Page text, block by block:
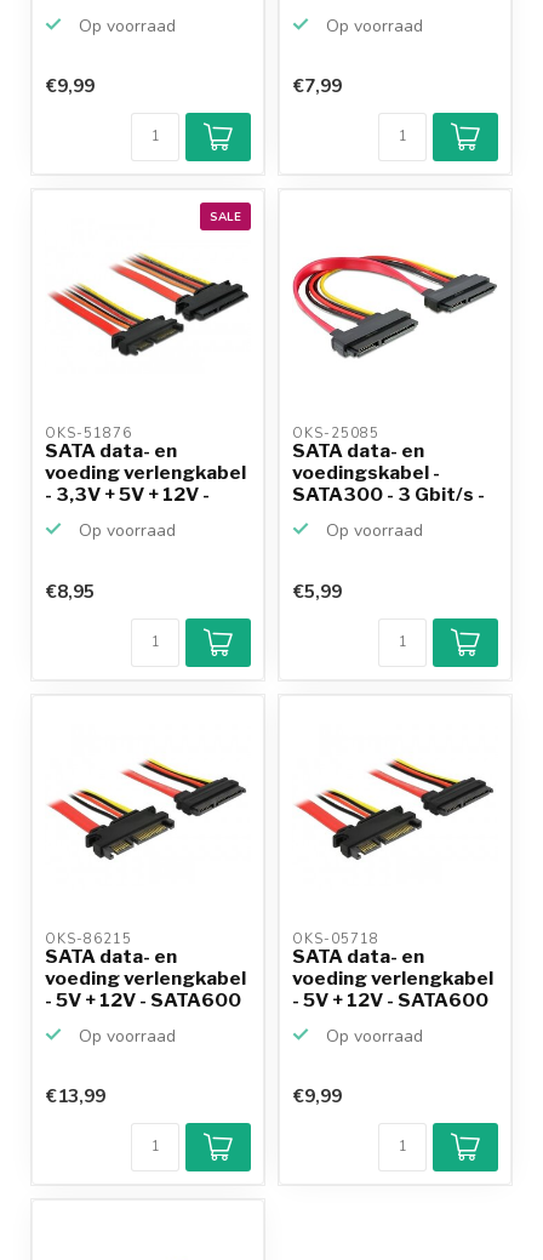
Op voorraad
€9,99
Op voorraad
9,2/10
Achteraf
betalen mogelijk
€7,99
SALE
OKS-51876
SATA data- en
voeding verlengkabel
- 3,3V + 5V + 12V -
Op voorraad
€8,95
OKS-25085
SATA data- en
voedingskabel -
SATA300 - 3 Gbit/s -
Op voorraad
€5,99
OKS-86215
SATA data- en
voeding verlengkabel
- 5V + 12V - SATA600
Op voorraad
€13,99
OKS-05718
SATA data- en
voeding verlengkabel
- 5V + 12V - SATA600
Op voorraad
€9,99